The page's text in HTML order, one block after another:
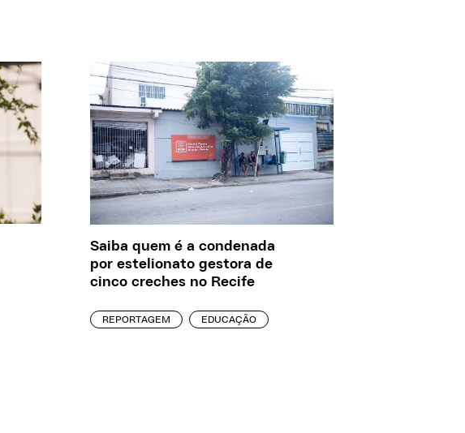
Saiba quem é a condenada
por estelionato gestora de
cinco creches no Recife
REPORTAGEM EDUCAÇÃO